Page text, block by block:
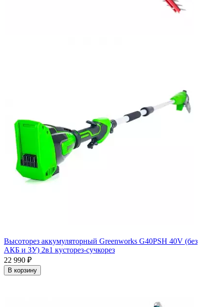
Высоторез аккумуляторный Greenworks G40PSH 40V (без
АКБ и ЗУ) 2в1 кусторез-сучкорез
22 990 ₽
В корзину